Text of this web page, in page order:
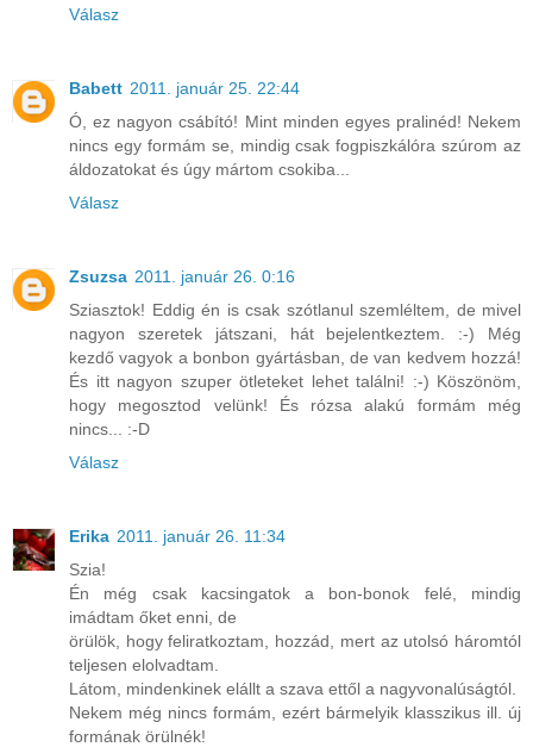
Válasz
Babett 2011. január 25. 22:44
Ó, ez nagyon csábító! Mint minden egyes pralinéd! Nekem
nincs egy formám se, mindig csak fogpiszkálóra szúrom az
áldozatokat és úgy mártom csokiba...
Válasz
Zsuzsa 2011. január 26. 0:16
Sziasztok! Eddig én is csak szótlanul szemléltem, de mivel
nagyon szeretek játszani, hát bejelentkeztem. :-) Még
kezdő vagyok a bonbon gyártásban, de van kedvem hozzá!
És itt nagyon szuper ötleteket lehet találni! :-) Köszönöm,
hogy megosztod velünk! És rózsa alakú formám még
nincs... :-D
Válasz
Erika 2011. január 26. 11:34
Szia!
Én még csak kacsingatok a bon-bonok felé, mindig
imádtam őket enni, de
örülök, hogy feliratkoztam, hozzád, mert az utolsó háromtól
teljesen elolvadtam.
Látom, mindenkinek elállt a szava ettől a nagyvonalúságtól.
Nekem még nincs formám, ezért bármelyik klasszikus ill. új
formának örülnék!